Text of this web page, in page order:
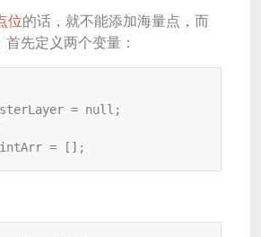
位的话，就不能添加海量点，而
首先定义两个变量：
= null;
= [];